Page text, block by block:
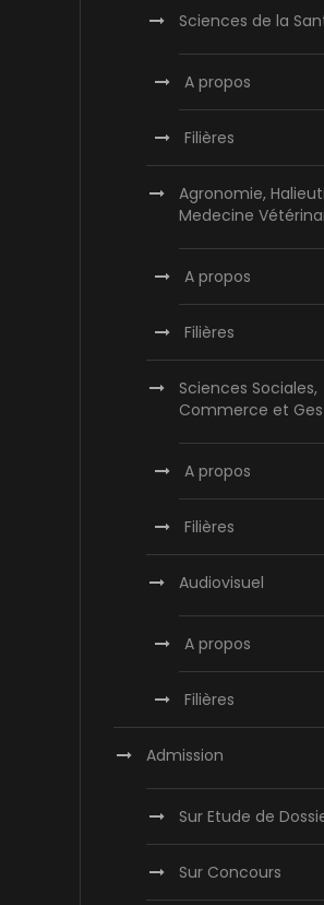
Sciences de la
A propos
Filières
Agronomie,
Medecine
A propos
Filières
Sciences Sociales,
Commerce et
A propos
Filières
Audiovisuel
A propos
Filières
Admission
Sur Etude de
Sur Concours